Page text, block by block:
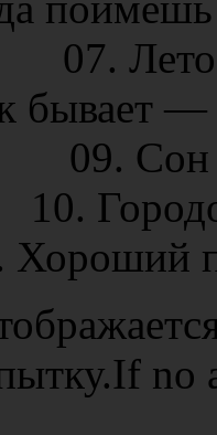
07.
бывает —
09.
10.
Хороший